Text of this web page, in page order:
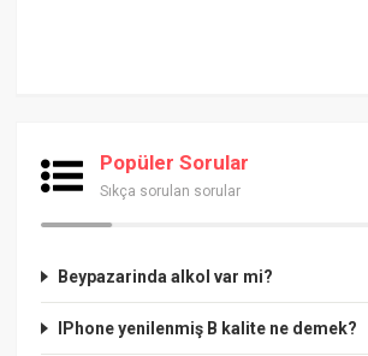
Popüler Sorular
Sıkça sorulan sorular
Beypazarinda alkol var mi?
IPhone yenilenmiş B kalite ne demek?